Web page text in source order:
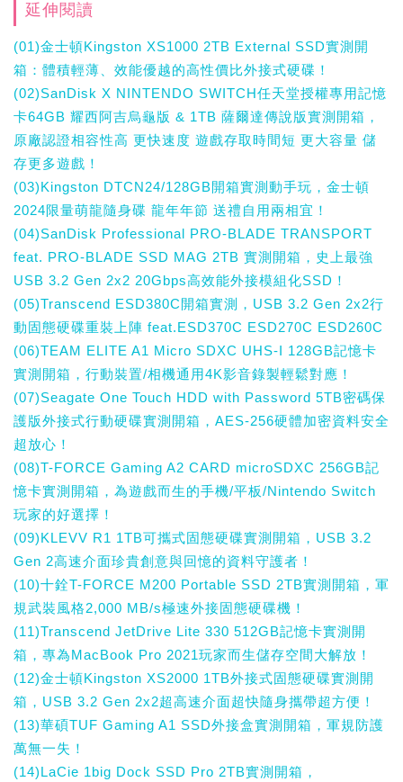
延伸閱讀
(01)金士頓Kingston XS1000 2TB External SSD實測開
箱：體積輕薄、效能優越的高性價比外接式硬碟！
(02)SanDisk X NINTENDO SWITCH任天堂授權專用記憶
卡64GB 耀西阿吉烏龜版 & 1TB 薩爾達傳說版實測開箱，
原廠認證相容性高 更快速度 遊戲存取時間短 更大容量 儲
存更多遊戲！
(03)Kingston DTCN24/128GB開箱實測動手玩，金士頓
2024限量萌龍隨身碟 龍年年節 送禮自用兩相宜！
(04)SanDisk Professional PRO-BLADE TRANSPORT
feat. PRO-BLADE SSD MAG 2TB 實測開箱，史上最強
USB 3.2 Gen 2x2 20Gbps高效能外接模組化SSD！
(05)Transcend ESD380C開箱實測，USB 3.2 Gen 2x2行
動固態硬碟重裝上陣 feat.ESD370C ESD270C ESD260C
(06)TEAM ELITE A1 Micro SDXC UHS-I 128GB記憶卡
實測開箱，行動裝置/相機通用4K影音錄製輕鬆對應！
(07)Seagate One Touch HDD with Password 5TB密碼保
護版外接式行動硬碟實測開箱，AES-256硬體加密資料安全
超放心！
(08)T-FORCE Gaming A2 CARD microSDXC 256GB記
憶卡實測開箱，為遊戲而生的手機/平板/Nintendo Switch
玩家的好選擇！
(09)KLEVV R1 1TB可攜式固態硬碟實測開箱，USB 3.2
Gen 2高速介面珍貴創意與回憶的資料守護者！
(10)十銓T-FORCE M200 Portable SSD 2TB實測開箱，軍
規武裝風格2,000 MB/s極速外接固態硬碟機！
(11)Transcend JetDrive Lite 330 512GB記憶卡實測開
箱，專為MacBook Pro 2021玩家而生儲存空間大解放！
(12)金士頓Kingston XS2000 1TB外接式固態硬碟實測開
箱，USB 3.2 Gen 2x2超高速介面超快隨身攜帶超方便！
(13)華碩TUF Gaming A1 SSD外接盒實測開箱，軍規防護
萬無一失！
(14)LaCie 1big Dock SSD Pro 2TB實測開箱，